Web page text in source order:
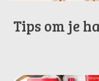
Tips om je